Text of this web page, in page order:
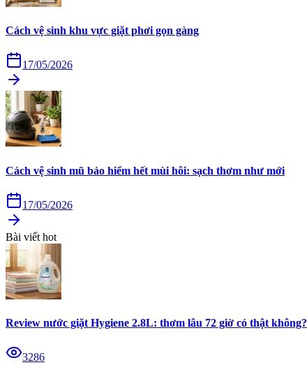
Cách vệ sinh khu vực giặt phơi gọn gàng
17/05/2026
Cách vệ sinh mũ bảo hiểm hết mùi hôi: sạch thơm như mới
17/05/2026
Bài viết hot
Review nước giặt Hygiene 2.8L: thơm lâu 72 giờ có thật không?
3286